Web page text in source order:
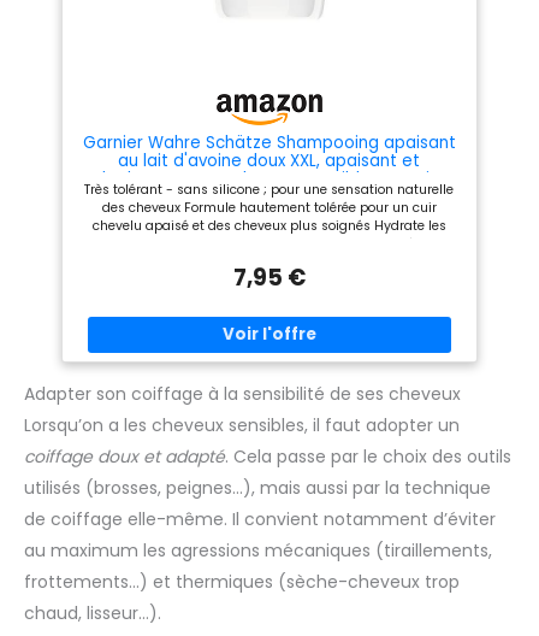
Shampoing cheveux gras en
soins efficaces; Ce
shampoing anti
démangeaison est apaisant
dermocosmétique qui allie
sensorialité pour offrir des
soins efficaces; Ce
shampoing anti
démangeaison hydrate et
apaise
Garnier Wahre Schätze Shampooing apaisant
au lait d'avoine doux XXL, apaisant et
hydratant, pour cheveux sensibles et cuir
chevelu sensible, format maxi 1000 ml
Très tolérant - sans silicone ; pour une sensation naturelle
des cheveux Formule hautement tolérée pour un cuir
chevelu apaisé et des cheveux plus soignés Hydrate les
cheveux Pour cheveux sensibles et cuir chevelu délicat
rechargeable.
7,95 €
Adapter son coiffage à la sensibilité de ses cheveux
Lorsqu’on a les cheveux sensibles, il faut adopter un
coiffage doux et adapté. Cela passe par le choix des outils
utilisés (brosses, peignes…), mais aussi par la technique
de coiffage elle-même. Il convient notamment d’éviter
au maximum les agressions mécaniques (tiraillements,
frottements…) et thermiques (sèche-cheveux trop
chaud, lisseur…).